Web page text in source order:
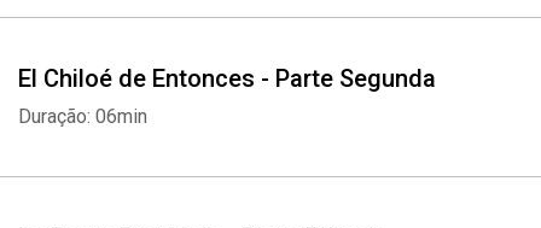
El Chiloé de Entonces - Parte Segunda
Duração: 06min